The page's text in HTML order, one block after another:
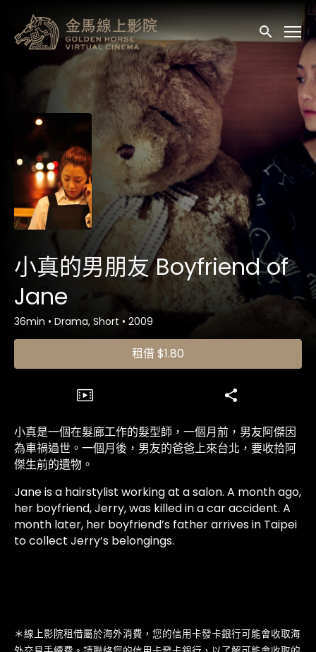
輔助連結
送出
小真的男朋友 Boyfriend of
Jane
36min • Drama, Short • 2009
租借$1.80
小真是一個在髮廊工作的髮型師，一個月前，男友阿傑因
為車禍過世。一個月後，男友的爸爸上來台北，要收拾阿
傑生前的遺物。
Jane is a hairstylist working at a salon. A month ago,
her boyfriend, Jerry, was killed in a car accident. A
month later, her boyfriend’s father arrives in Taipei
to collect Jerry’s belongings.
＊線上影院租借屬於海外消費，您的信用卡發卡銀行可能會收取海